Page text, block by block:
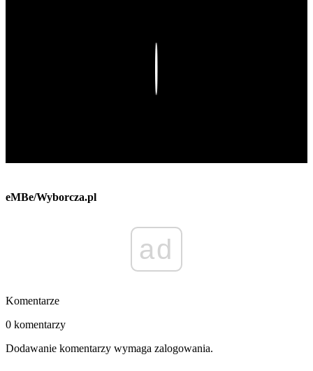
eMBe/Wyborcza.pl
ad
Komentarze
0 komentarzy
Dodawanie komentarzy wymaga zalogowania.